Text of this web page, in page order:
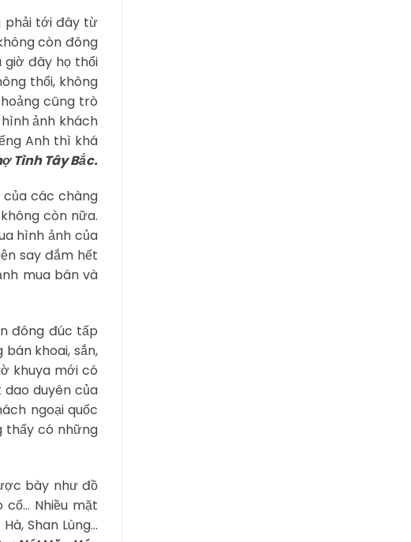
phải tới đây từ
còn đông
giờ đây họ thổi
thổi, không
cũng trò
ảnh khách
Anh thì khá
Tình Tây Bắc.
của các chàng
còn nữa.
hình ảnh của
say đắm hết
mua bán và
đông đúc tấp
khoai, sắn,
khuya mới có
duyên của
ngoại quốc
thấy có những
bày như đồ
Nhiều mặt
Shan Lùng…